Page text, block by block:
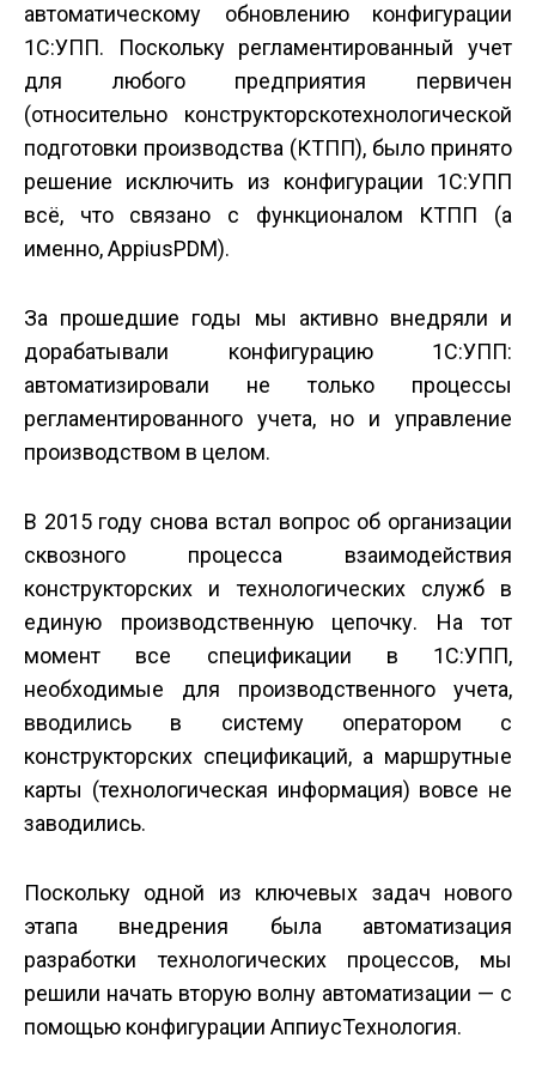
автоматическому обновлению конфигурации
1С:УПП. Поскольку регламентированный учет
для любого предприятия первичен
(относительно конструкторско­технологической
подготовки производства (КТПП), было принято
решение исключить из конфигурации 1С:УПП
всё, что связано с функционалом КТПП (а
именно, Appius­PDM).
За прошедшие годы мы активно внедряли и
дорабатывали конфигурацию 1С:УПП:
автоматизировали не только процессы
регламентированного учета, но и управление
производством в целом.
В 2015 году снова встал вопрос об организации
сквозного процесса взаимодействия
конструкторских и технологических служб в
единую производственную цепочку. На тот
момент все спецификации в 1С:УПП,
необходимые для производственного учета,
вводились в систему оператором с
конструкторских спецификаций, а маршрутные
карты (технологическая информация) вовсе не
заводились.
Поскольку одной из ключевых задач нового
этапа внедрения была автоматизация
разработки технологических процессов, мы
решили начать вторую волну автоматизации — с
помощью конфигурации Аппиус­Технология.